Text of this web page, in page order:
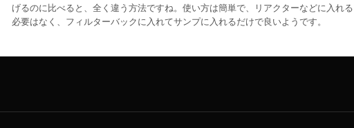
げるのに比べると、全く違う方法ですね。使い方は簡単で、リアクターなどに入れる
必要はなく、フィルターバックに入れてサンプに入れるだけで良いようです。